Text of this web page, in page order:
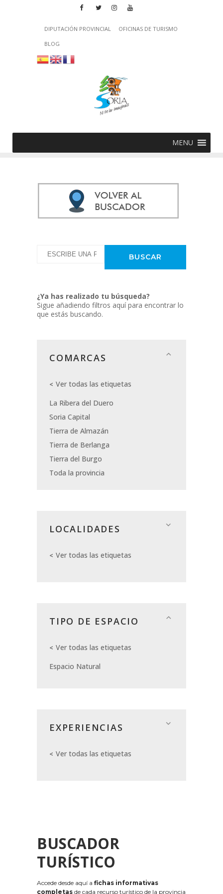
DIPUTACIÓN PROVINCIAL
OFICINAS DE TURISMO
BLOG
MENU
¿Ya has realizado tu búsqueda?
Sigue añadiendo filtros aquí para encontrar lo
que estás buscando.
COMARCAS
Ver todas las etiquetas
La Ribera del Duero
Soria Capital
Tierra de Almazán
Tierra de Berlanga
Tierra del Burgo
Toda la provincia
LOCALIDADES
Ver todas las etiquetas
TIPO DE ESPACIO
Ver todas las etiquetas
Espacio Natural
EXPERIENCIAS
Ver todas las etiquetas
BUSCADOR
TURÍSTICO
Accede desde aquí a fichas informativas
completas de cada recurso turístico de la provincia